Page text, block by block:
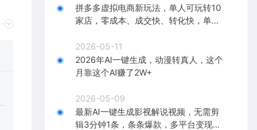
拼多多虚拟电商新玩法，单人可玩转10
家店，零成本、成交快、转化快，单店
2026-05-11
2026年AI一键生成，动漫转真人，这个
月靠这个AI赚了2W+
2026-05-09
最新AI一键生成影视解说视频，无需剪
辑3分钟1条，条条爆款，多平台变现日